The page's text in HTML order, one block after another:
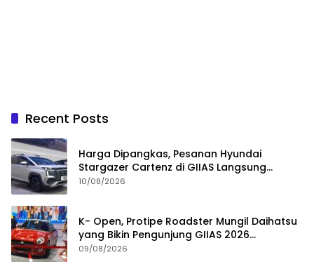
Recent Posts
Harga Dipangkas, Pesanan Hyundai
Stargazer Cartenz di GIIAS Langsung
Ngegas
10/08/2026
K- Open, Protipe Roadster Mungil Daihatsu
yang Bikin Pengunjung GIIAS 2026
Penasaran
09/08/2026